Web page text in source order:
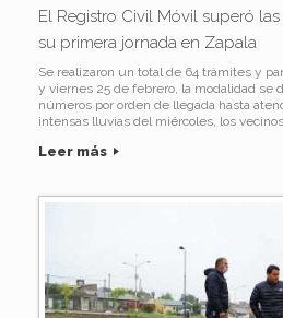
El Registro Civil Móvil superó
su primera jornada en Zapala
Se realizaron un total de 64 trámites y
y viernes 25 de febrero, la modalidad se
números por orden de llegada hasta
intensas lluvias del miércoles, los
Leer más